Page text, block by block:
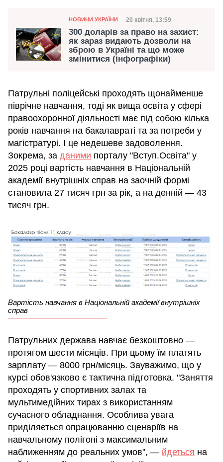
Категорія
НОВИНИ УКРАЇНИ Дата публікації
20 квітня, 13:59
300 доларів за право на захист:
як зараз видають дозволи на
зброю в Україні та що може
змінитися (інфографіки)
Патрульні поліцейські проходять щонайменше
піврічне навчання, тоді як вища освіта у сфері
правоохоронної діяльності має під собою кілька
років навчання на бакалавраті та за потреби у
магістратурі. І це недешеве задоволення.
Зокрема, за даними порталу "Вступ.Освіта" у
2025 році вартість навчання в Національній
академії внутрішніх справ на заочній формі
становила 27 тисяч грн за рік, а на денній — 43
тисяч грн.
Вартість навчання в Національній академії внутрішніх
справ
Патрульних держава навчає безкоштовно —
протягом шести місяців. При цьому їм платять
зарплату — 8000 грн/місяць. Зауважимо, що у
курсі обов'язково є тактична підготовка. "Заняття
проходять у спортивних залах та
мультимедійних тирах з використанням
сучасного обладнання. Особлива увага
приділяється опрацюванню сценаріїв на
навчальному полігоні з максимальним
наближенням до реальних умов", — йдеться на